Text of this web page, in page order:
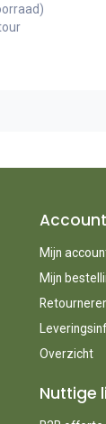
Mijn
Mijn
Overzicht
Nuttige